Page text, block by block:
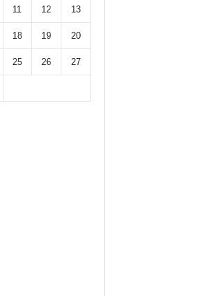
11 12 13
18 19 20
25 26 27